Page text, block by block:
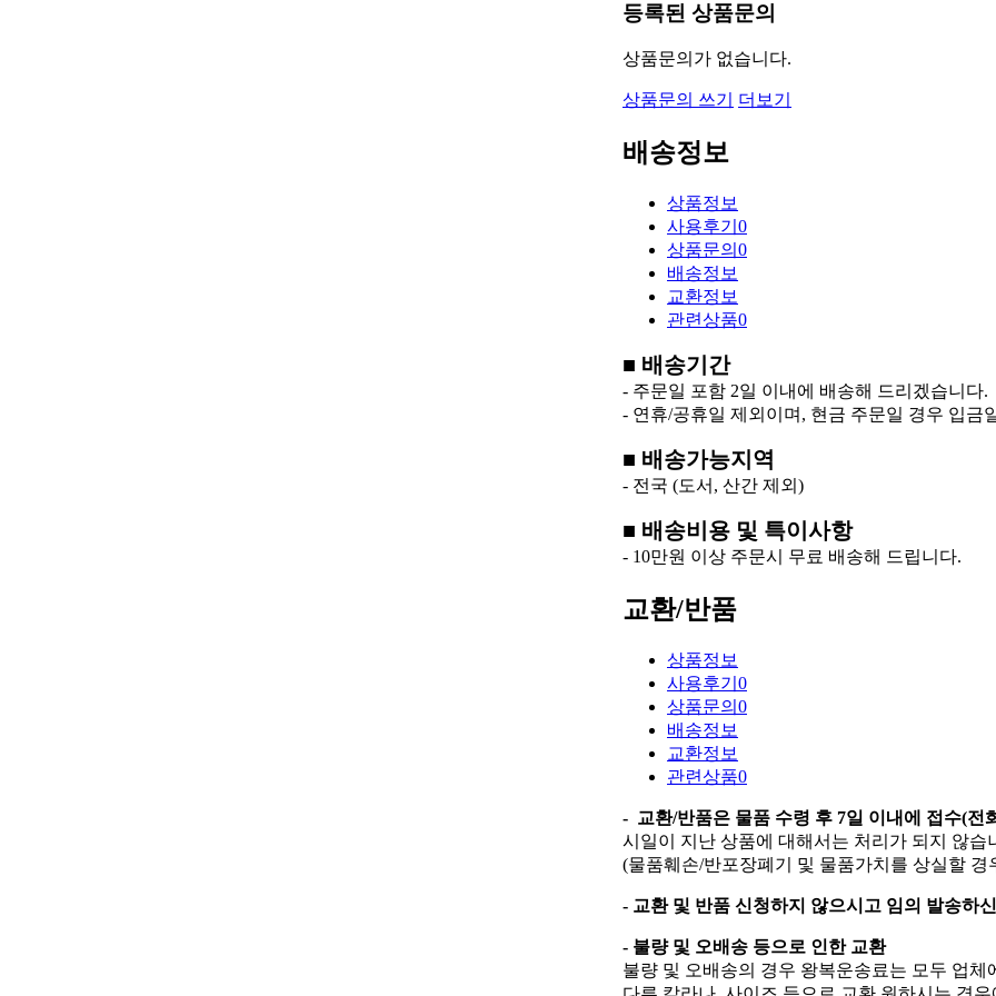
등록된 상품문의
상품문의가 없습니다.
상품문의 쓰기 더보기
배송정보
상품정보
사용후기 0
상품문의 0
배송정보
교환정보
관련상품0
■ 배송기간
- 주문일 포함 2일 이내에 배송해 드리겠습니다.
- 연휴/공휴일 제외이며, 현금 주문일 경우 입금
■ 배송가능지역
- 전국 (도서, 산간 제외)
■ 배송비용 및 특이사항
- 10만원 이상 주문시 무료 배송해 드립니다.
교환/반품
상품정보
사용후기 0
상품문의 0
배송정보
교환정보
관련상품0
- 교환/반품은 물품 수령 후 7일 이내에 접수(전
시일이 지난 상품에 대해서는 처리가 되지 않습
(물품훼손/반포장폐기 및 물품가치를 상실할 경
- 교환 및 반품 신청하지 않으시고 임의 발송하
- 불량 및 오배송 등으로 인한 교환
불량 및 오배송의 경우 왕복운송료는 모두 업